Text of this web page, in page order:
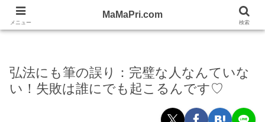
忙しい女性の応援WEBママプリ！
MaMaPri.com
弘法にも筆の誤り：完璧な人なんていな
い！失敗は誰にでも起こるんです♡
メニュー
MaMaPri.com
検索